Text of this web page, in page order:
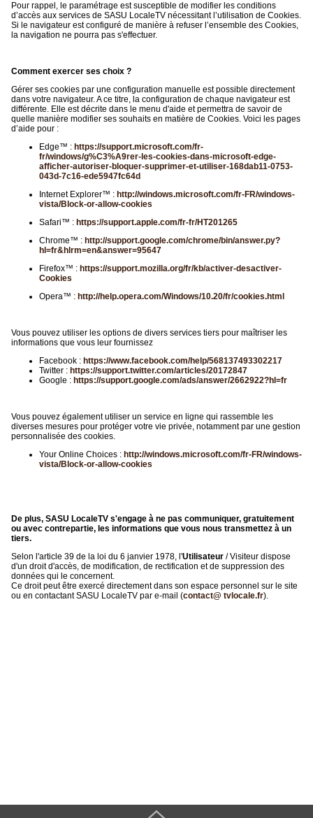
Pour rappel, le paramétrage est susceptible de modifier les conditions
d’accès aux services de SASU LocaleTV nécessitant l’utilisation de Cookies.
Si le navigateur est configuré de manière à refuser l’ensemble des Cookies,
la navigation ne pourra pas s'effectuer.
Comment exercer ses choix ?
Gérer ses cookies par une configuration manuelle est possible directement
dans votre navigateur. A ce titre, la configuration de chaque navigateur est
différente. Elle est décrite dans le menu d'aide et permettra de savoir de
quelle manière modifier ses souhaits en matière de Cookies. Voici les pages
d’aide pour :
Edge™ : https://support.microsoft.com/fr-
fr/windows/g%C3%A9rer-les-cookies-dans-microsoft-edge-
afficher-autoriser-bloquer-supprimer-et-utiliser-168dab11-0753-
043d-7c16-ede5947fc64d
Internet Explorer™ : http://windows.microsoft.com/fr-FR/windows-
vista/Block-or-allow-cookies
Safari™ : https://support.apple.com/fr-fr/HT201265
Chrome™ : http://support.google.com/chrome/bin/answer.py?
hl=fr&hlrm=en&answer=95647
Firefox™ : https://support.mozilla.org/fr/kb/activer-desactiver-
Cookies
Opera™ : http://help.opera.com/Windows/10.20/fr/cookies.html
Vous pouvez utiliser les options de divers services tiers pour maîtriser les
informations que vous leur fournissez
Facebook : https://www.facebook.com/help/568137493302217
Twitter : https://support.twitter.com/articles/20172847
Google : https://support.google.com/ads/answer/2662922?hl=fr
Vous pouvez également utiliser un service en ligne qui rassemble les
diverses mesures pour protéger votre vie privée, notamment par une gestion
personnalisée des cookies.
Your Online Choices : http://windows.microsoft.com/fr-FR/windows-
vista/Block-or-allow-cookies
De plus, SASU LocaleTV s'engage à ne pas communiquer, gratuitement
ou avec contrepartie, les informations que vous nous transmettez à un
tiers.
Selon l'article 39 de la loi du 6 janvier 1978, l'Utilisateur / Visiteur dispose
d'un droit d'accès, de modification, de rectification et de suppression des
données qui le concernent.
Ce droit peut être exercé directement dans son espace personnel sur le site
ou en contactant SASU LocaleTV par e-mail (contact@ tvlocale.fr).